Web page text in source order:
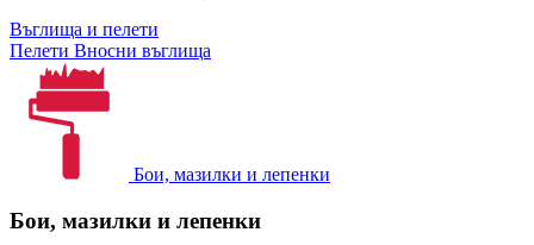
Въглища и пелети
Пелети Вносни въглища
Бои, мазилки и лепенки
Бои, мазилки и лепенки